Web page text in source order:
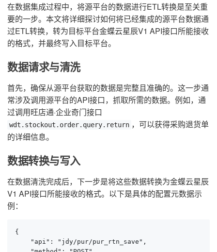
在数据集成过程中，将源平台的数据进行ETL转换是至关重
要的一步。本文将详细探讨如何将已经集成的源平台数据通
过ETL转换，转为目标平台金蝶云星辰V1 API接口所能接收
的格式，并最终写入目标平台。
数据请求与清洗
首先，确保从源平台获取的数据是完整且准确的。这一步通
常涉及调用源平台的API接口，抓取所需的数据。例如，通
过调用旺店通·企业奇门接口
wdt.stockout.order.query.return ，可以获得采购退货单
的详细信息。
数据转换与写入
在数据清洗完成后，下一步是将这些数据转换为金蝶云星辰
V1 API接口所能接收的格式。以下是具体的配置元数据示
例：
{
    "api": "jdy/pur/pur_rtn_save",